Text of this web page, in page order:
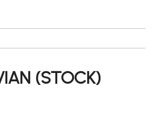
(STOCK)